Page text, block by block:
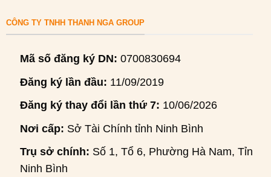
CÔNG TY TNHH THANH NGA GROUP
Mã số đăng ký DN: 0700830694
Đăng ký lần đầu: 11/09/2019
Đăng ký thay đổi lần thứ 7: 10/06/2026
Nơi cấp: Sở Tài Chính tỉnh Ninh Bình
Trụ sở chính: Số 1, Tổ 6, Phường Hà Nam, Tỉnh
Ninh Bình